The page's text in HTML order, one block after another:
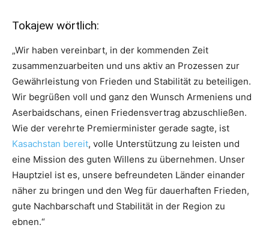
Tokajew wörtlich:
„Wir haben vereinbart, in der kommenden Zeit
zusammenzuarbeiten und uns aktiv an Prozessen zur
Gewährleistung von Frieden und Stabilität zu beteiligen.
Wir begrüßen voll und ganz den Wunsch Armeniens und
Aserbaidschans, einen Friedensvertrag abzuschließen.
Wie der verehrte Premierminister gerade sagte, ist
Kasachstan bereit, volle Unterstützung zu leisten und
eine Mission des guten Willens zu übernehmen. Unser
Hauptziel ist es, unsere befreundeten Länder einander
näher zu bringen und den Weg für dauerhaften Frieden,
gute Nachbarschaft und Stabilität in der Region zu
ebnen.“